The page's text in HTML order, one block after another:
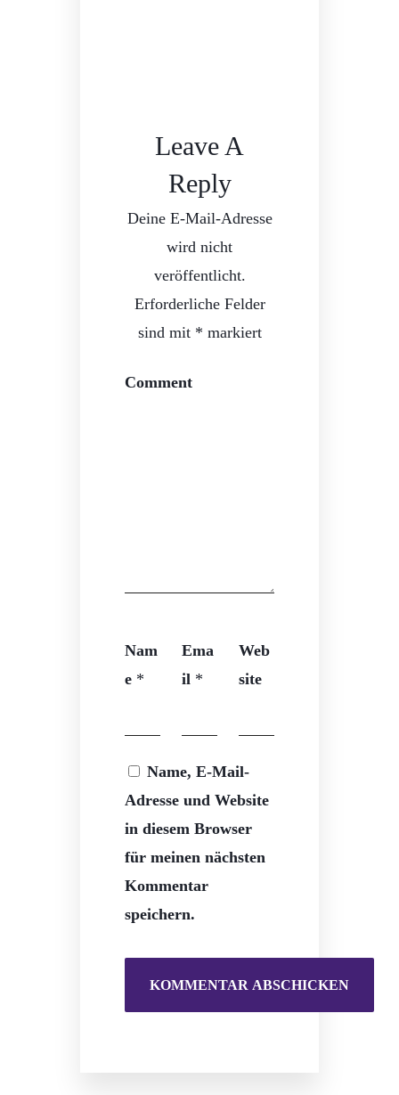
Leave A
Reply
Deine E-Mail-Adresse
wird nicht
veröffentlicht.
Erforderliche Felder
sind mit * markiert
Comment
Nam
e *
Ema
il *
Web
site
Name, E-Mail-
Adresse und Website
in diesem Browser
für meinen nächsten
Kommentar
speichern.